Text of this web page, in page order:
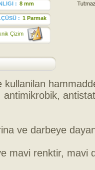
: 8 mm
: 1 Parmak
Çizim
kullanilan
antimikrobik,
ve darbeye
mavi renktir, mavi